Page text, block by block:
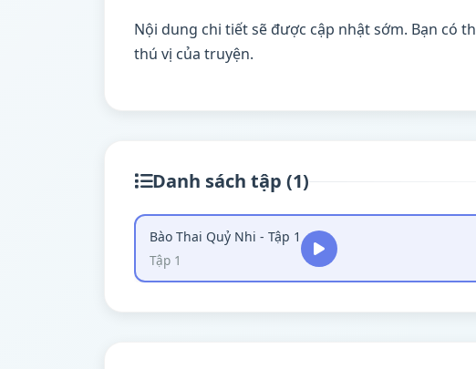
Nội dung chi tiết sẽ được cập nhật sớm. Bạn có
thú vị của truyện.
Danh sách tập (1)
Bào Thai Quỷ Nhi - Tập 1
Tập 1